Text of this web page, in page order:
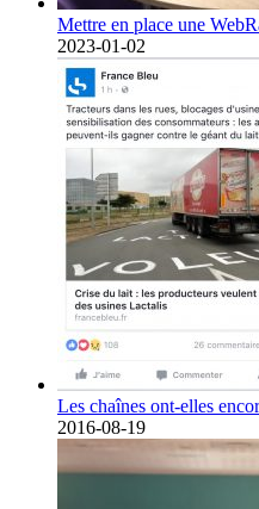
Mettre en place une
2023-01-02
Les chaînes ont-elles
2016-08-19